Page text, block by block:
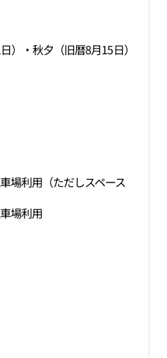
）・秋夕（旧暦8月15日）
場利用（ただしスペース
場利用